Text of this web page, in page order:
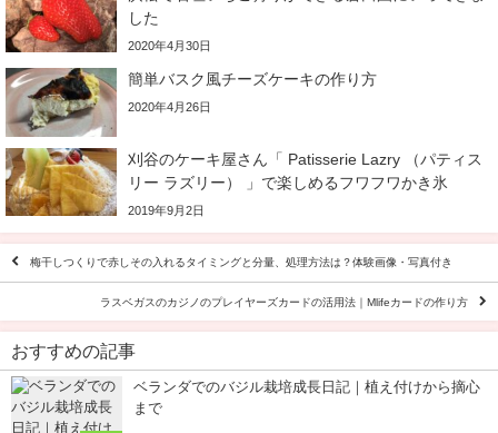
した
2020年4月30日
簡単バスク風チーズケーキの作り方
2020年4月26日
刈谷のケーキ屋さん「 Patisserie Lazry （パティス
リー ラズリー） 」で楽しめるフワフワかき氷
2019年9月2日
梅干しつくりで赤しその入れるタイミングと分量、処理方法は？体験画像・写真付き
ラスベガスのカジノのプレイヤーズカードの活用法｜Mlifeカードの作り方
おすすめの記事
ベランダでのバジル栽培成長日記｜植え付けから摘心
まで